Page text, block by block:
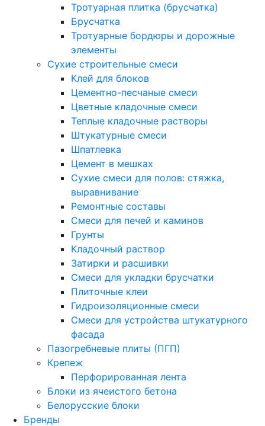
Тротуарная плитка (брусчатка)
Брусчатка
Тротуарные бордюры и дорожные
элементы
Сухие строительные смеси
Клей для блоков
Цементно-песчаные смеси
Цветные кладочные смеси
Теплые кладочные растворы
Штукатурные смеси
Шпатлевка
Цемент в мешках
Сухие смеси для полов: стяжка,
выравнивание
Ремонтные составы
Смеси для печей и каминов
Грунты
Кладочный раствор
Затирки и расшивки
Смеси для укладки брусчатки
Плиточные клеи
Гидроизоляционные смеси
Смеси для устройства штукатурного
фасада
Пазогребневые плиты (ПГП)
Крепеж
Перфорированная лента
Блоки из ячеистого бетона
Белорусские блоки
Бренды